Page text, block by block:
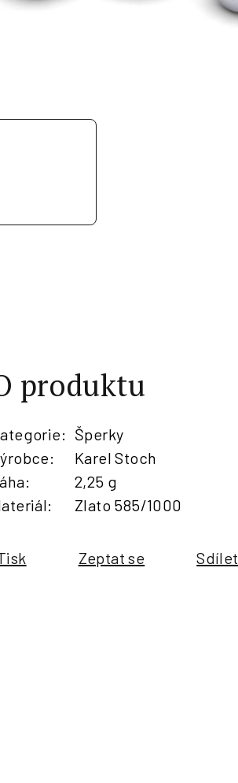
produktu
: Šperky
:
Karel Stoch
:
2,25 g
: Zlato 585/1000
Zeptat se Sdílet